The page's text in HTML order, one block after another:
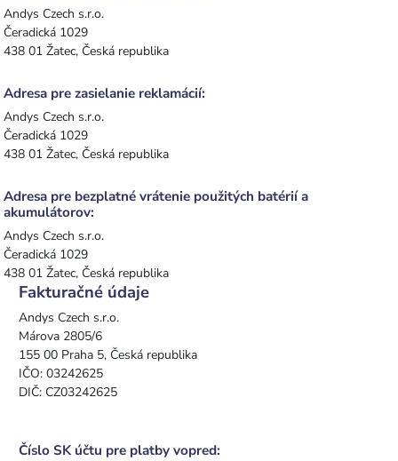
Andys Czech s.r.o.
Čeradická 1029
438 01 Žatec, Česká republika
Adresa pre zasielanie reklamácií:
Andys Czech s.r.o.
Čeradická 1029
438 01 Žatec, Česká republika
Adresa pre bezplatné vrátenie použitých batérií a
akumulátorov:
Andys Czech s.r.o.
Čeradická 1029
438 01 Žatec, Česká republika
Fakturačné údaje
Andys Czech s.r.o.
Márova 2805/6
155 00 Praha 5, Česká republika
IČO: 03242625
DIČ: CZ03242625
Číslo SK účtu pre platby vopred: